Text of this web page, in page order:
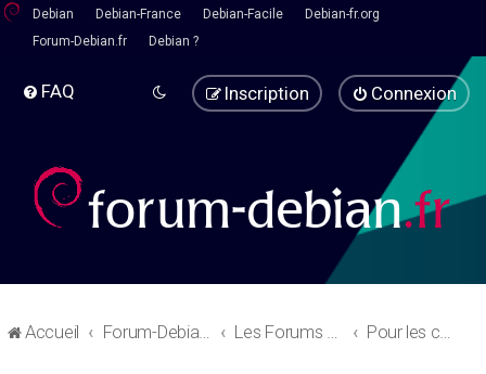
Debian Debian-France Debian-Facile
Debian-fr.org
Forum-Debian.fr
Debian ?
FAQ Connexion
Inscription
Accueil Forum-Debian.fr Les Forums d'aide Pour les codeurs